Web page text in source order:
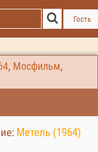
Гость
, Мосфильм,
Метель (1964)